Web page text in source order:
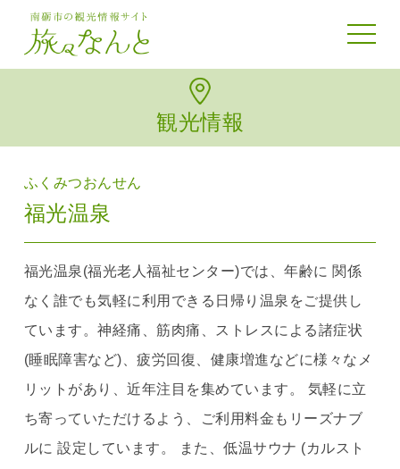
toggle
観光情報
ふくみつおんせん
福光温泉
福光温泉(福光老人福祉センター)では、年齢に 関係
なく誰でも気軽に利用できる日帰り温泉をご提供し
ています。神経痛、筋肉痛、ストレスによる諸症状
(睡眠障害など)、疲労回復、健康増進などに様々なメ
リットがあり、近年注目を集めています。 気軽に立
ち寄っていただけるよう、ご利用料金もリーズナブ
ルに 設定しています。 また、低温サウナ (カルスト